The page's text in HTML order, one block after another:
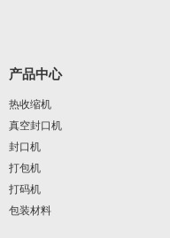
产品中心
热收缩机
真空封口机
封口机
打包机
打码机
包装材料